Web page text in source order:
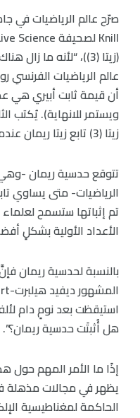
(زيتا (3))، “لأنه ما
زيتا (3) تابع زيتا ريمان عندما تعوض فيه العدد 3.
تتوقع حدسية ريمان -
الرياضيات- متى يساوي
تم إثباتها ستسمح لعلماء
الأعداد الأولية بشكلٍ
بالنسبة لحدسية ريمان
استيقظت بعد نومٍ دام
هل أُثبتَت حدسية ريمان؟”.
إذًا ما الأمر المهم حول
يظهر في مجالات مذهلة
الحاكمة لمغناطيسية